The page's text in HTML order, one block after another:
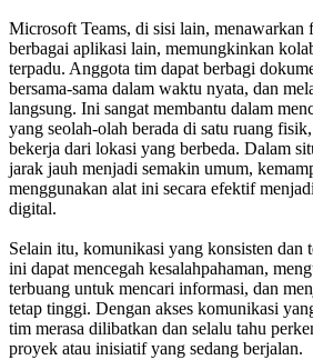
Microsoft Teams, di sisi lain, menawarkan
berbagai aplikasi lain, memungkinkan
terpadu. Anggota tim dapat berbagi
bersama-sama dalam waktu nyata, dan
langsung. Ini sangat membantu dalam
yang seolah-olah berada di satu ruang
bekerja dari lokasi yang berbeda. Dalam
jarak jauh menjadi semakin umum,
menggunakan alat ini secara efektif
digital.
Selain itu, komunikasi yang konsisten dan
ini dapat mencegah kesalahpahaman,
terbuang untuk mencari informasi, dan
tetap tinggi. Dengan akses komunikasi
tim merasa dilibatkan dan selalu tahu
proyek atau inisiatif yang sedang berjalan.